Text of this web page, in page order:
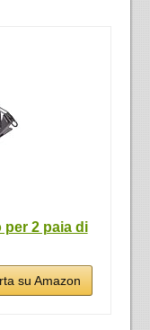
per 2 paia di
su Amazon